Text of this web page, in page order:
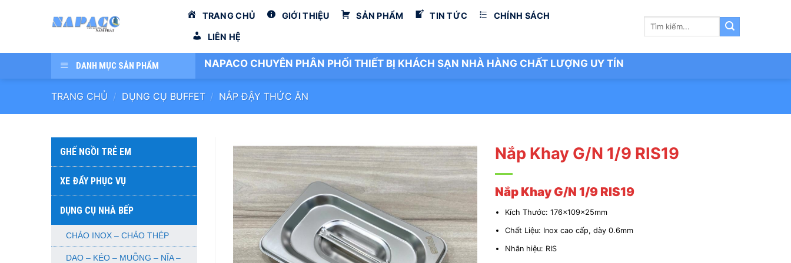
dung
TRANG CHỦ GIỚI THIỆU SẢN PHẨM TIN TỨC CHÍNH SÁCH
LIÊN HỆ
Tìm
DANH MỤC SẢN PHẨM NAPACO CHUYÊN PHÂN PHỐI THIẾT BỊ KHÁCH SẠN NHÀ HÀNG CHẤT LƯỢNG UY TÍN
TRANG CHỦ / DỤNG CỤ BUFFET / NẮP ĐẬY THỨC ĂN
GHẾ NGỒI TRẺ EM
XE ĐẨY PHỤC VỤ
DỤNG CỤ NHÀ BẾP
CHẢO INOX – CHẢO THÉP
DAO – KÉO – MUỖNG – NĨA –
Nắp Khay G/N 1/9 RIS19
Nắp Khay G/N 1/9 RIS19
Kích Thước: 176x109x25mm
Chất Liệu: Inox cao cấp, dày 0.6mm
Nhãn hiệu: RIS